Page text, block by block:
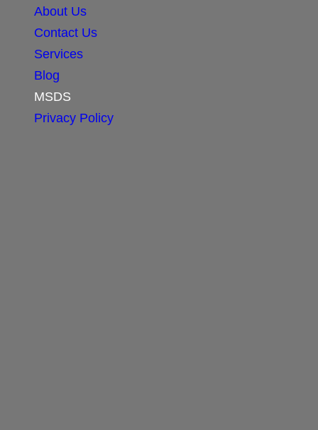
About Us
Contact Us
Services
Blog
MSDS
Privacy Policy